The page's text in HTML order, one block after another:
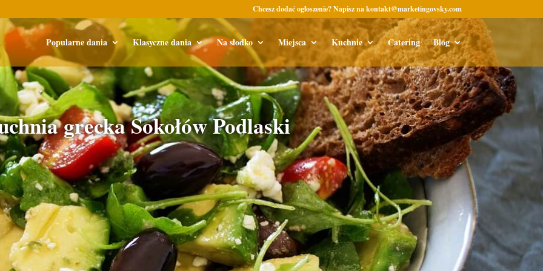
Chcesz dodać ogłoszenie? Napisz na kontakt@marketingovsky.com
Popularne dania Klasyczne dania Na słodko Miejsca Kuchnie Catering Blog
grecka Sokołów Podlaski